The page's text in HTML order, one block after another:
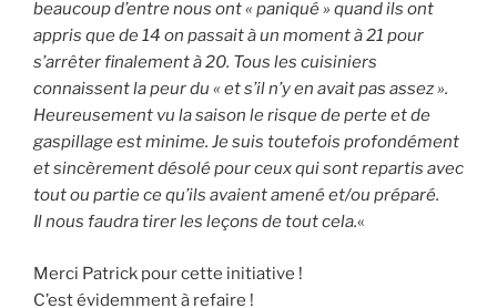
beaucoup d’entre nous ont « paniqué » quand ils ont
appris que de 14 on passait à un moment à 21 pour
s’arrêter finalement à 20. Tous les cuisiniers
connaissent la peur du « et s’il n’y en avait pas assez ».
Heureusement vu la saison le risque de perte et de
gaspillage est minime. Je suis toutefois profondément
et sincèrement désolé pour ceux qui sont repartis avec
tout ou partie ce qu’ils avaient amené et/ou préparé.
Il nous faudra tirer les leçons de tout cela.«
Merci Patrick pour cette initiative !
C’est évidemment à refaire !